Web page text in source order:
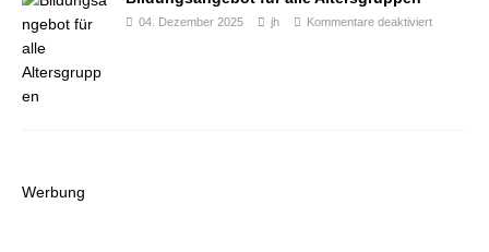
04. Dezember 2025 jh Kommentare deaktiviert
Werbung